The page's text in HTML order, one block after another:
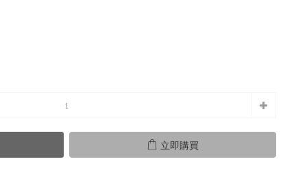
立即購買